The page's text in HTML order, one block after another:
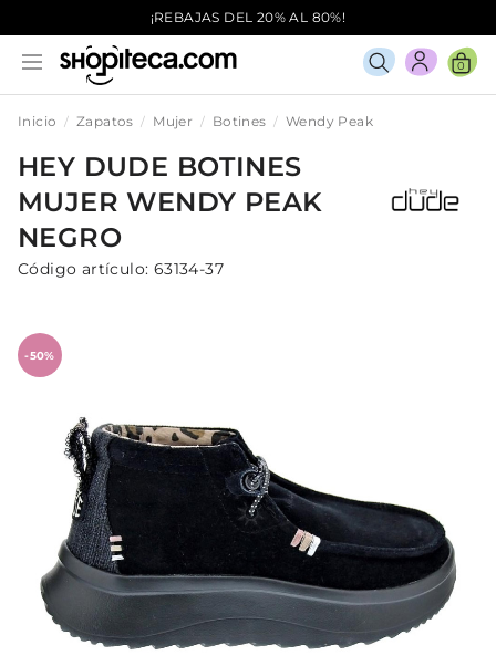
¡REBAJAS DEL 20% AL 80%!
0
Inicio Zapatos Mujer Botines Wendy Peak
HEY DUDE BOTINES
MUJERWENDY PEAK
NEGRO
Código artículo: 63134-37
-50%